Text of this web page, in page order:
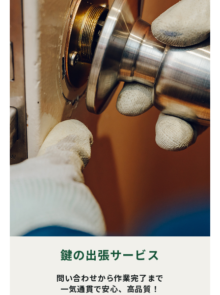
鍵の出張サービス
問い合わせから作業完了まで
一気通貫で安心、高品質！